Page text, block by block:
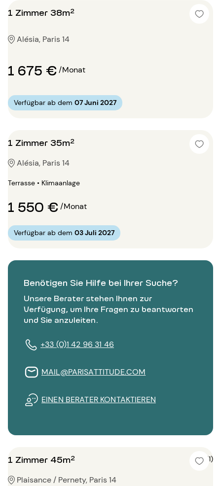
Benötigen Sie Hilfe bei Ihrer Suche?
Unsere Berater stehen Ihnen zur
Verfügung, um Ihre Fragen zu beantworten
und Sie anzuleiten.
+33 (0)1 42 96 31 46
MAIL@PARISATTITUDE.COM
EINEN BERATER KONTAKTIEREN
1 Zimmer 38m²
Alésia, Paris 14
1 675 €/Monat
Verfügbar ab dem 07 Juni 2027
1 Zimmer 35m²
Alésia, Paris 14
Terrasse • Klimaanlage
1 550 €/Monat
Verfügbar ab dem 03 Juli 2027
1 Zimmer 45m² 5 (1)
Plaisance / Pernety, Paris 14